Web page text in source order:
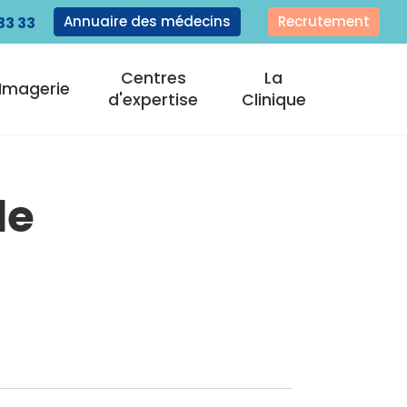
33 Annuaire des médecins Recrutement
Imagerie
Centres
d'expertise
La
Clinique